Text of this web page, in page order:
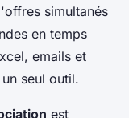
simultanés
en temps
emails et
seul outil.
est